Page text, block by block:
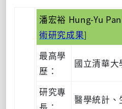
潘宏裕 Hung-Yu
術研究成果]
最高學
歷：
國立清華大
研究專
醫學統計、